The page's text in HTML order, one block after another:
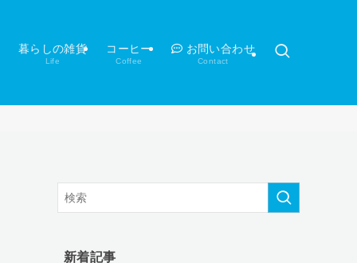
暮らしの雑貨
Life
コーヒー
Coffee
お問い合わせ
Contact
新着記事